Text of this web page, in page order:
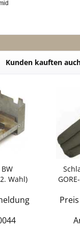
Kunden kauften
Wahl)